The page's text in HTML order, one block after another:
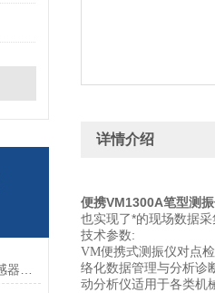
详情介绍
便携VM1300A笔型测
也实现了*的现场数据
技术参数:
VM便携式测振仪对点
络化数据管理与分析诊
动分析仪适用于各类机